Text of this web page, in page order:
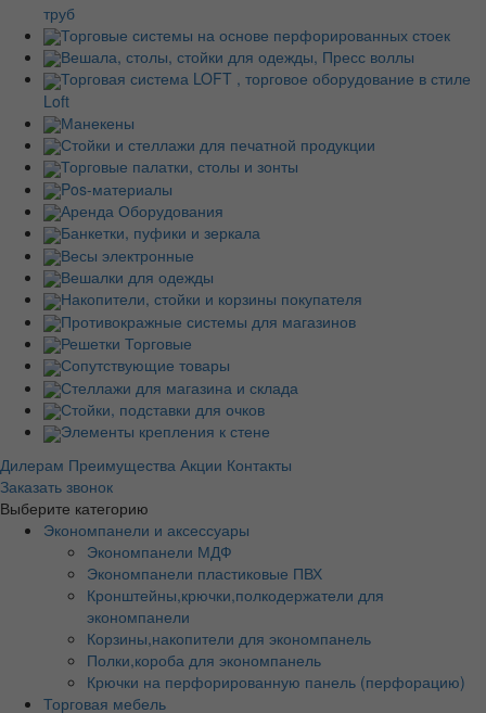
труб
Торговые системы на основе перфорированных стоек
Вешала, столы, стойки для одежды, Пресс воллы
Торговая система LOFT , торговое оборудование в стиле
Loft
Манекены
Стойки и стеллажи для печатной продукции
Торговые палатки, столы и зонты
Pos-материалы
Аренда Оборудования
Банкетки, пуфики и зеркала
Весы электронные
Вешалки для одежды
Накопители, стойки и корзины покупателя
Противокражные системы для магазинов
Решетки Торговые
Сопутствующие товары
Стеллажи для магазина и склада
Стойки, подставки для очков
Элементы крепления к стене
Дилерам Преимущества Акции Контакты
Заказать звонок
Выберите категорию
Экономпанели и аксессуары
Экономпанели МДФ
Экономпанели пластиковые ПВХ
Кронштейны,крючки,полкодержатели для
экономпанели
Корзины,накопители для экономпанель
Полки,короба для экономпанель
Крючки на перфорированную панель (перфорацию)
Торговая мебель